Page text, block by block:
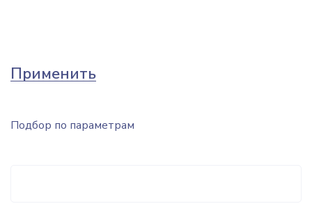
Применить
Подбор по параметрам